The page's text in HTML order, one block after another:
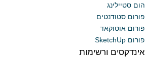
הום סטיילינג
פורום סטודנטים
פורום אוטוקאד
פורום SketchUp
אינדקסים ורשימות